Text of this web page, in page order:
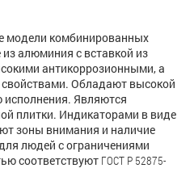
модели комбинированных
алюминия с вставкой из
антикоррозионными, а
Обладают высокой
исполнения. Являются
плитки. Индикаторами в виде
зоны внимания и наличие
людей с ограничениями
соответствуют ГОСТ Р 52875-